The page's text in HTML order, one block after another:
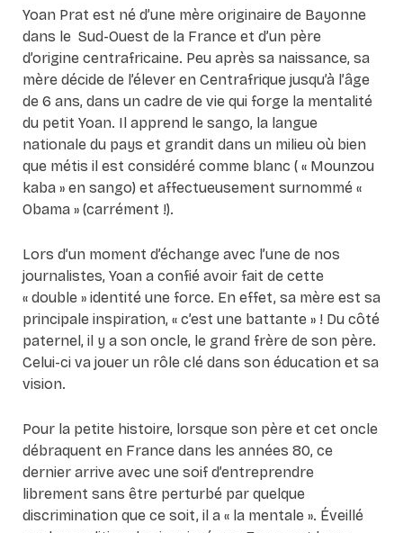
Yoan Prat est né d’une mère originaire de Bayonne
dans le Sud-Ouest de la France et d’un père
d’origine centrafricaine. Peu après sa naissance, sa
mère décide de l’élever en Centrafrique jusqu’à l’âge
de 6 ans, dans un cadre de vie qui forge la mentalité
du petit Yoan. Il apprend le sango, la langue
nationale du pays et grandit dans un milieu où bien
que métis il est considéré comme blanc ( « Mounzou
kaba » en sango) et affectueusement surnommé «
Obama » (carrément !).
Lors d’un moment d’échange avec l’une de nos
journalistes, Yoan a confié avoir fait de cette
« double » identité une force. En effet, sa mère est sa
principale inspiration, « c’est une battante » ! Du côté
paternel, il y a son oncle, le grand frère de son père.
Celui-ci va jouer un rôle clé dans son éducation et sa
vision.
Pour la petite histoire, lorsque son père et cet oncle
débraquent en France dans les années 80, ce
dernier arrive avec une soif d’entreprendre
librement sans être perturbé par quelque
discrimination que ce soit, il a « la mentale ». Éveillé